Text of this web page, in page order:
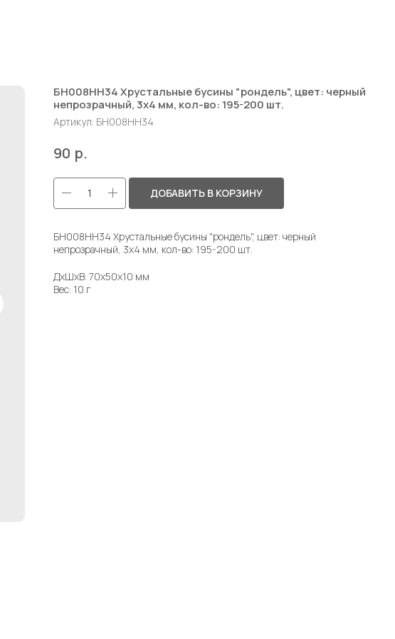
БН008НН34 Хрустальные бусины "рондель", цвет: черный
непрозрачный, 3х4 мм, кол-во: 195-200 шт.
Артикул: БН008НН34
90 р.
ДОБАВИТЬ В КОРЗИНУ
БН008НН34 Хрустальные бусины "рондель", цвет: черный
непрозрачный, 3х4 мм, кол-во: 195-200 шт.
ДxШxВ: 70x50x10 мм
Вес: 10 г